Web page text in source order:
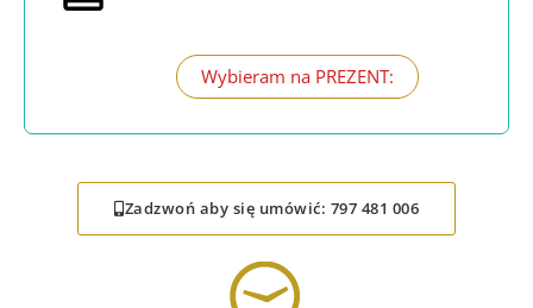
Wybieram na PREZENT:
Zadzwoń aby się umówić: 797 481 006